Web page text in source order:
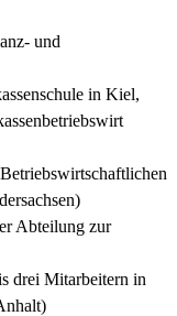
und
in Kiel,
Abteilung zur
drei Mitarbeitern in